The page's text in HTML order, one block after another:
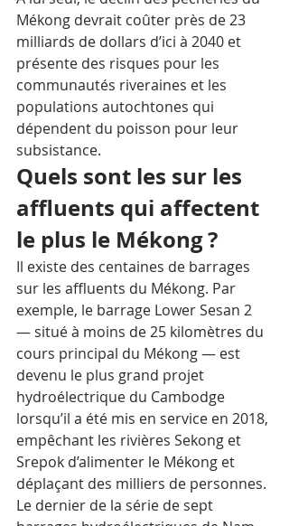
Mékong devrait coûter près de 23
milliards de dollars d’ici à 2040 et
présente des risques pour les
communautés riveraines et les
populations autochtones qui
dépendent du poisson pour leur
subsistance.
Quels sont les sur les
affluents qui affectent
le plus le Mékong ?
Il existe des centaines de barrages
sur les affluents du Mékong. Par
exemple, le barrage Lower Sesan 2
— situé à moins de 25 kilomètres du
cours principal du Mékong — est
devenu le plus grand projet
hydroélectrique du Cambodge
lorsqu’il a été mis en service en 2018,
empêchant les rivières Sekong et
Srepok d’alimenter le Mékong et
déplaçant des milliers de personnes.
Le dernier de la série de sept